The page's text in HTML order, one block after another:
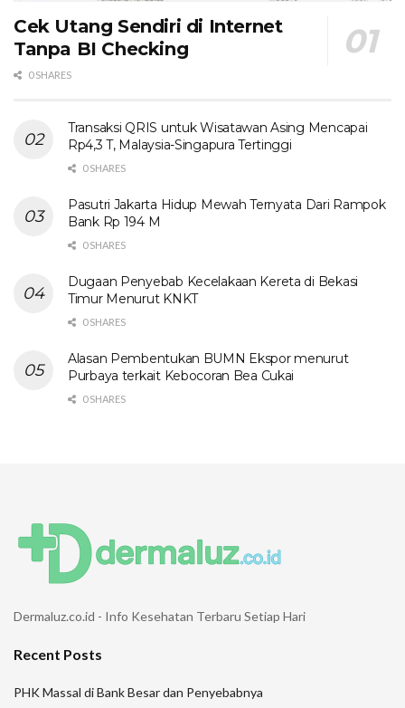
Cek Utang Sendiri di Internet
Tanpa BI Checking
0 SHARES
Transaksi QRIS untuk Wisatawan Asing Mencapai
Rp4,3 T, Malaysia-Singapura Tertinggi
0 SHARES
Pasutri Jakarta Hidup Mewah Ternyata Dari Rampok
Bank Rp 194 M
0 SHARES
Dugaan Penyebab Kecelakaan Kereta di Bekasi
Timur Menurut KNKT
0 SHARES
Alasan Pembentukan BUMN Ekspor menurut
Purbaya terkait Kebocoran Bea Cukai
0 SHARES
Dermaluz.co.id - Info Kesehatan Terbaru Setiap Hari
Recent Posts
PHK Massal di Bank Besar dan Penyebabnya